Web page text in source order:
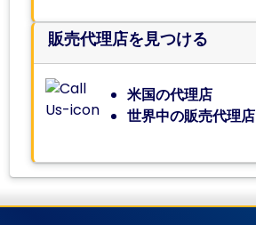
販売代理店を見つける
米国の代理店
世界中の販売代理店